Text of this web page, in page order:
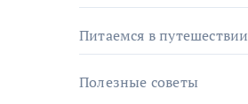
Питаемся в путешествии
Полезные советы